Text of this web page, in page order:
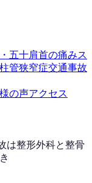
五十肩首の痛みス
管狭窄症交通事故
の声アクセス
は整形外科と整骨